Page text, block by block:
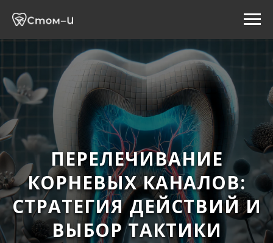
ПЕРЕЛЕЧИВАНИЕ
КОРНЕВЫХ КАНАЛОВ:
СТРАТЕГИЯ ДЕЙСТВИЙ И
ВЫБОР ТАКТИКИ